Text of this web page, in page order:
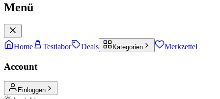
Menü
Home Testlabor Deals Kategorien Merkzettel
Account
Einloggen